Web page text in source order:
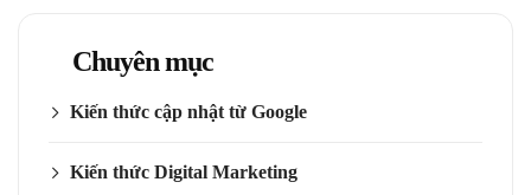
Chuyên mục
Kiến thức cập nhật từ Google
Kiến thức Digital Marketing